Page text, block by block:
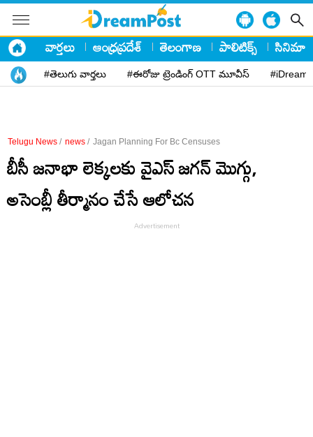
వార్తలు ఆంధ్రప్రదేశ్ తెలంగాణ పాలిటిక్స్ సినిమా
#తెలుగు వార్తలు #ఈరోజు ట్రెండింగ్ OTT మూవీస్
Telugu News / news / Jagan Planning For Bc Censuses
బీసీ జనాభా లెక్కలకు వైఎస్ జగన్ మొగ్గు,
అసెంబ్లీ తీర్మానం చేసే ఆలోచన